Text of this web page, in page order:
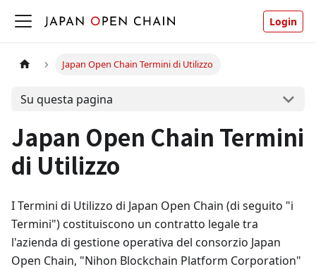
Login
Japan Open Chain Termini di Utilizzo
Su questa pagina
Japan Open Chain Termini
di Utilizzo
I Termini di Utilizzo di Japan Open Chain (di seguito "i
Termini") costituiscono un contratto legale tra
l'azienda di gestione operativa del consorzio Japan
Open Chain, "Nihon Blockchain Platform Corporation"